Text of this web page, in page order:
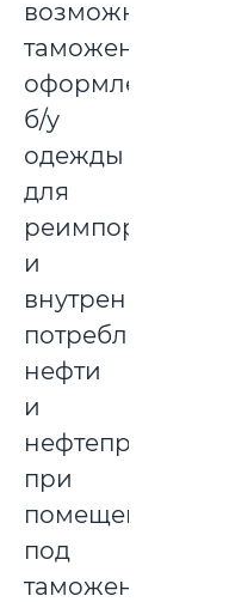
возможно
таможенное
оформление
б/у
одежды
для
реимпорта
и
внутреннего
потребления,
нефти
и
нефтепродуктов
при
помещении
под
таможенную